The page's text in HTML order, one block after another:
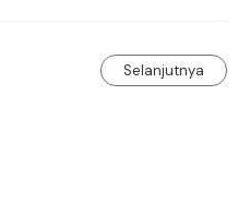
Selanjutnya